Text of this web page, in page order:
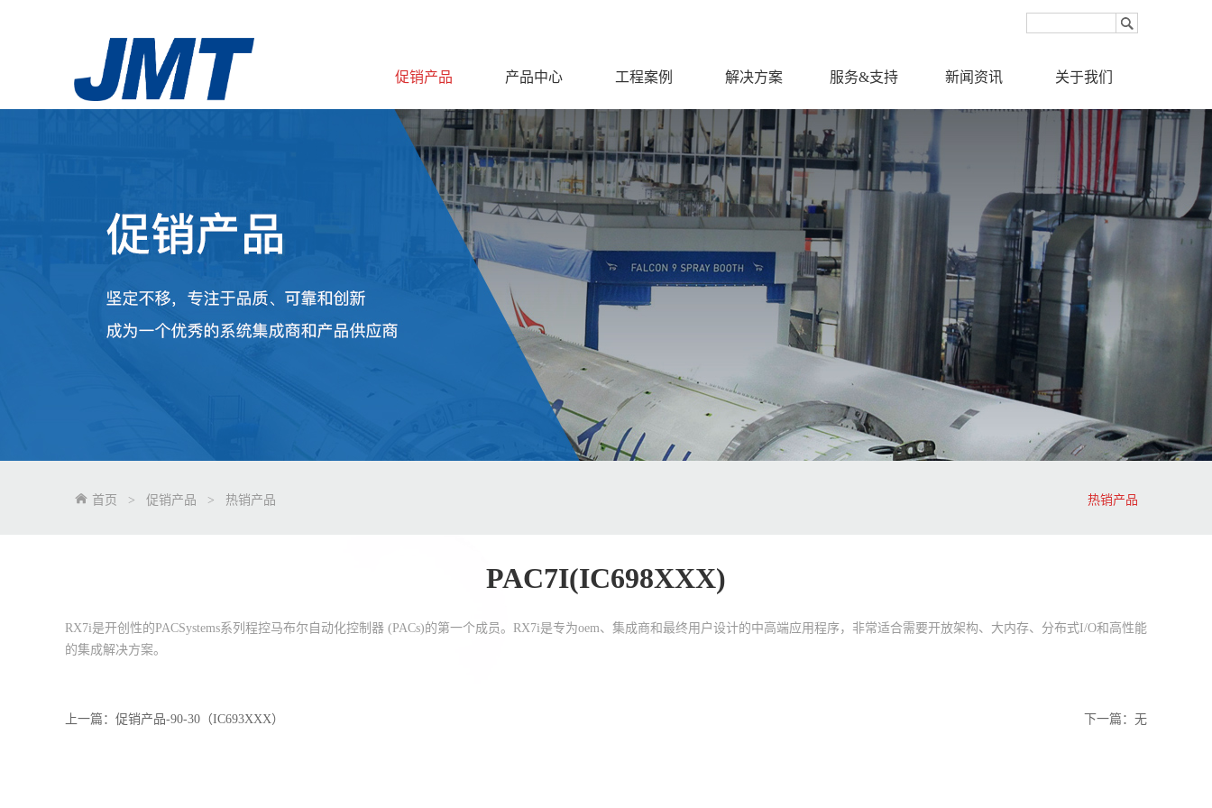
促销产品 产品中心 工程案例 解决方案 服务&支持 新闻资讯 关于我们
首页 > 促销产品 > 热销产品 热销产品
PAC7I(IC698XXX)
RX7i是开创性的PACSystems系列程控马布尔自动化控制器 (PACs)的第一个成员。RX7i是专为oem、集成商和最终用户设计的中高端应用程序，非常适合需要开放架构、大内存、分布式I/O和高性能
的集成解决方案。
上一篇： 促销产品-90-30（IC693XXX） 下一篇：无